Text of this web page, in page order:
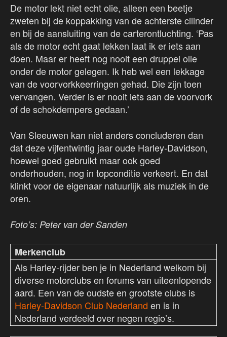
De motor lekt niet echt olie, alleen een beetje
zweten bij de koppakking van de achterste cilinder
en bij de aansluiting van de carterontluchting. ‘Pas
als de motor echt gaat lekken laat ik er iets aan
doen. Maar er heeft nog nooit een druppel olie
onder de motor gelegen. Ik heb wel een lekkage
van de voorvorkkeerringen gehad. Die zijn toen
vervangen. Verder is er nooit iets aan de voorvork
of de schokdempers gedaan.’
Van Sleeuwen kan niet anders concluderen dan
dat deze vijfentwintig jaar oude Harley-Davidson,
hoewel goed gebruikt maar ook goed
onderhouden, nog in topconditie verkeert. En dat
klinkt voor de eigenaar natuurlijk als muziek in de
oren.
Foto’s: Peter van der Sanden
Merkenclub
Als Harley-rijder ben je in Nederland welkom bij
diverse motorclubs en forums van uiteenlopende
aard. Een van de oudste en grootste clubs is
Harley-Davidson Club Nederland en is in
Nederland verdeeld over negen regio’s.